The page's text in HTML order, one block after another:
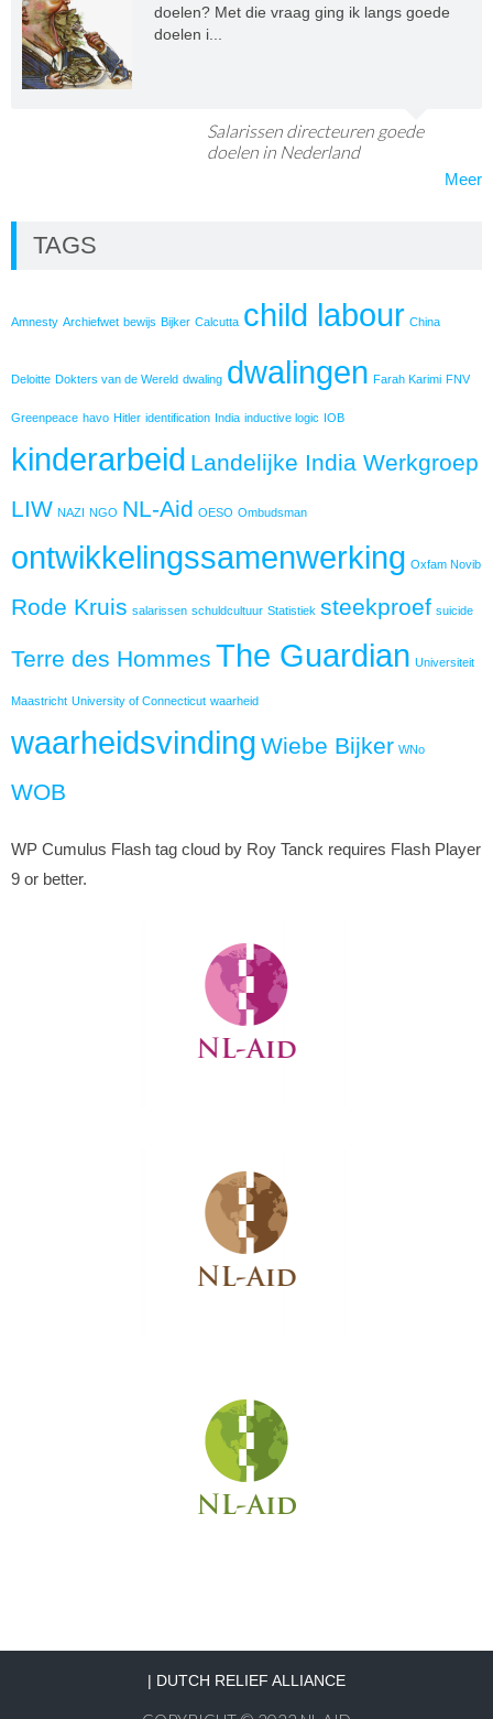
doelen? Met die vraag ging ik langs goede
doelen i...
Salarissen directeuren goede
doelen in Nederland
Meer
TAGS
Amnesty Archiefwet bewijs Bijker Calcutta child labour China
Deloitte Dokters van de Wereld dwaling dwalingen Farah Karimi FNV
Greenpeace havo Hitler identification India inductive logic IOB
kinderarbeid Landelijke India Werkgroep
LIW NAZI NGO NL-Aid OESO Ombudsman
ontwikkelingssamenwerking Oxfam Novib
Rode Kruis salarissen schuldcultuur Statistiek steekproef suicide
Terre des Hommes The Guardian Universiteit
Maastricht University of Connecticut waarheid
waarheidsvinding Wiebe Bijker WNo
WOB
WP Cumulus Flash tag cloud by Roy Tanck requires Flash Player
9 or better.
| DUTCH RELIEF ALLIANCE